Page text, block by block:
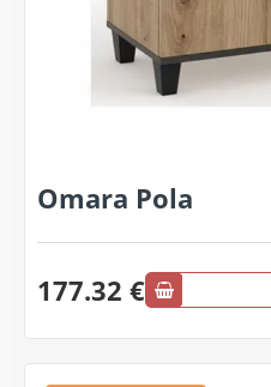
Omara Pola
177.32 €